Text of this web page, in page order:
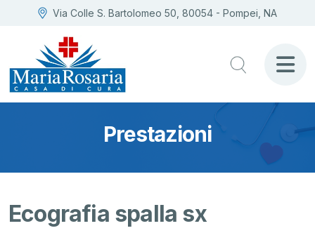
Via Colle S. Bartolomeo 50, 80054 - Pompei, NA
Prestazioni
Ecografia spalla sx